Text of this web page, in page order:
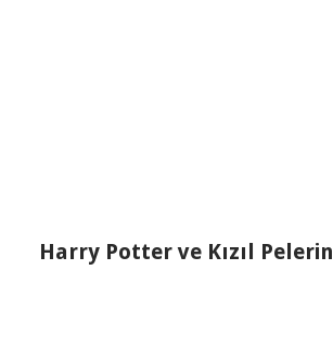
Harry Potter ve Kızıl Pelerin